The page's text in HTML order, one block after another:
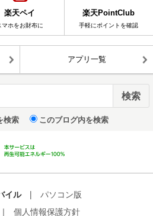
楽天ペイ
マホをお財布に
楽天PointClub
手軽にポイントを確認
アプリ一覧
検索 このブログ内を検索
イル |
パソコン版
｜ 個人情報保護方針